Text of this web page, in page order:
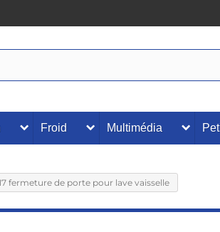
Froid Multimédia
fermeture de porte pour lave vaisselle